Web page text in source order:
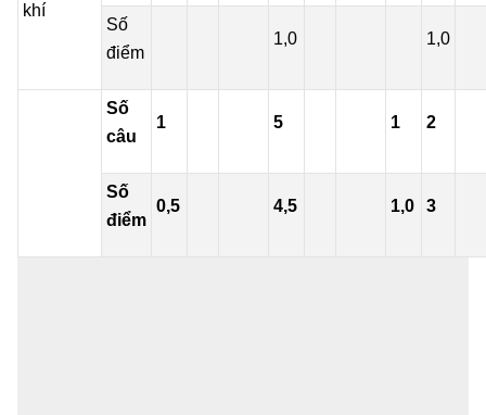
khí
Số
điểm
1,0 1,0
Số
câu
1 5 1 2
Số
điểm
0,5 4,5 1,0 3